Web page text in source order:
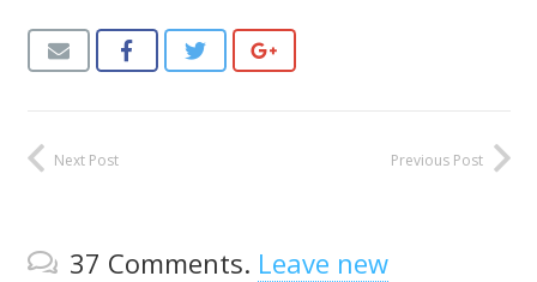
Previous Post
Next Post
37 Comments. Leave new